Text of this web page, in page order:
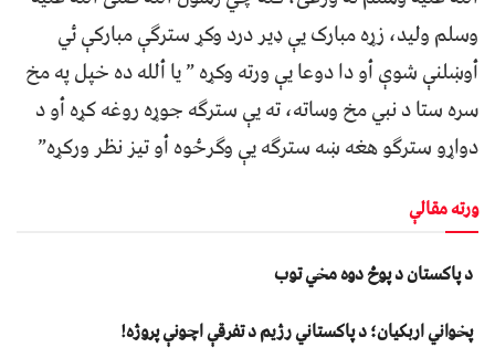
وسلم وليد، زړه مبارک يې ډير درد وکړ سترګې مبارکې ئي
أوښلنې شوې أو دا دوعا يې ورته وکړه ” يا ألله ده خپل په مخ
سره ستا د نبي مخ وساته، ته يې سترګه جوړه روغه کړه أو د
دواړو سترګو هغه ښه سترګه يې وګرځوه أو تيز نظر ورکړه”
ورته مقالې
د پاکستان د پوځ دوه مخي توب
پخواني اربکیان؛ د پاکستاني رژیم د تفرقې اچونې پروژه!